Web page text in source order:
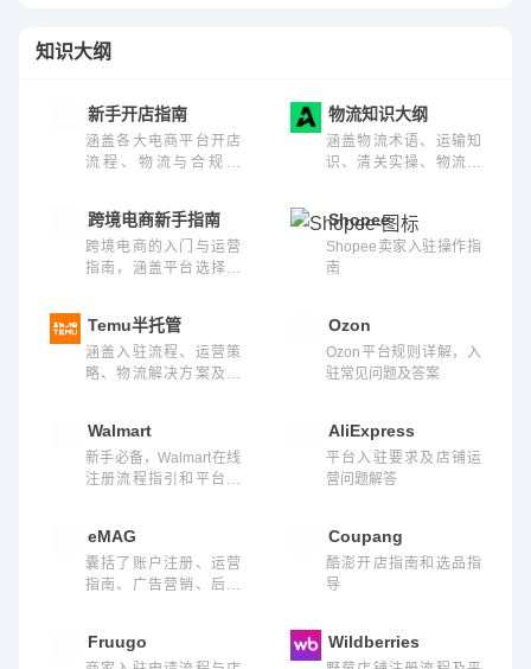
知识大纲
新手开店指南
涵盖各大电商平台开店
流程、物流与合规要
物流知识大纲
涵盖物流术语、运输知
识、清关实操、物流工
阶段的跨境物流从业者
跨境电商新手指南
跨境电商的入门与运营
指南，涵盖平台选择、
多平台运营技巧等实操
内容
Shopee
Shopee卖家入驻操作指
南
Temu半托管
涵盖入驻流程、运营策
略、物流解决方案及平
Ozon
Ozon平台规则详解，入
驻常见问题及答案
Walmart
新手必备，Walmart在线
注册流程指引和平台规
AliExpress
平台入驻要求及店铺运
营问题解答
eMAG
囊括了账户注册、运营
指南、广告营销、后台
Coupang
酷澎开店指南和选品指
导
Fruugo Wildberries